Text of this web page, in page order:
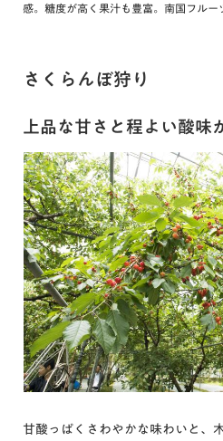
感。糖度が高く果汁も豊富。南国フルー
さくらんぼ狩り
上品な甘さと程よい酸味
甘酸っぱくさわやかな味わいと、